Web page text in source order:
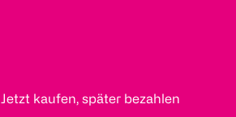
Jetzt kaufen, später bezahlen